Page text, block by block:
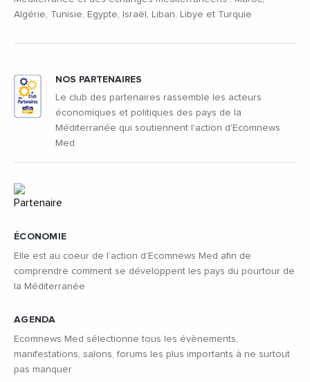
Algérie, Tunisie, Egypte, Israël, Liban, Libye et Turquie
ÉCONOMIE
Elle est au coeur de l’action d’Ecomnews Med afin de
comprendre comment se développent les pays du pourtour de
la Méditerranée
AGENDA
Ecomnews Med sélectionne tous les évènements,
manifestations, salons, forums les plus importants à ne surtout
pas manquer
NOS PARTENAIRES
Le club des partenaires rassemble les acteurs
économiques et politiques des pays de la
Méditerranée qui soutiennent l'action d'Ecomnews
Med